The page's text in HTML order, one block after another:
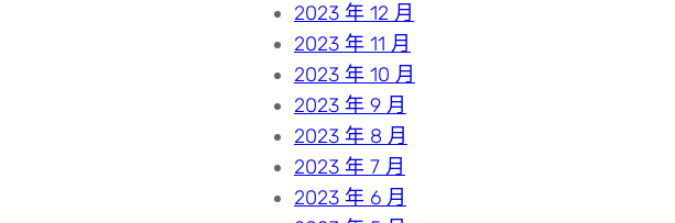
2023 年 12 月
2023 年 11 月
2023 年 10 月
2023 年 9 月
2023 年 8 月
2023 年 7 月
2023 年 6 月